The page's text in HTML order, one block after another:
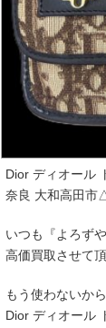
Dior ディオール
奈良 大和高田市
いつも『よろず
高価買取させて
もう使わないか
Dior ディオール